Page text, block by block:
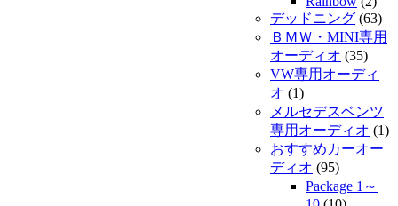
デッドニング (63)
ＢＭＷ・MINI専用
オーディオ (35)
VW専用オーディ
オ (1)
メルセデスベンツ
専用オーディオ (1)
おすすめカーオー
ディオ (95)
Package 1～